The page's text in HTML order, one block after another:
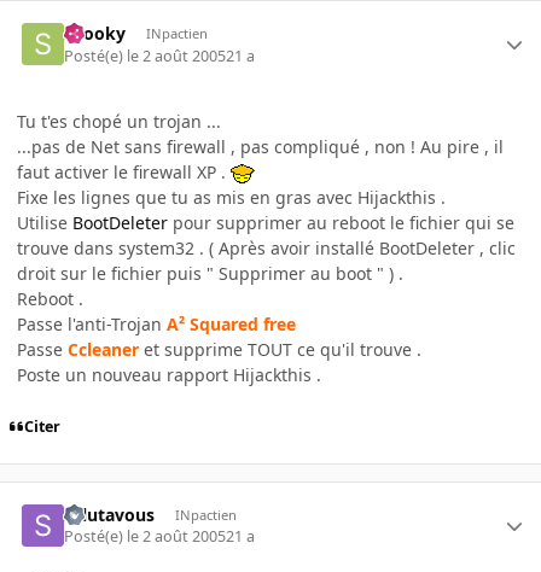
snooky INpactien
Posté(e) le 2 août 200521 a
Tu t'es chopé un trojan ...
...pas de Net sans firewall , pas compliqué , non ! Au pire , il
faut activer le firewall XP .
Fixe les lignes que tu as mis en gras avec Hijackthis .
Utilise BootDeleter pour supprimer au reboot le fichier qui se
trouve dans system32 . ( Après avoir installé BootDeleter , clic
droit sur le fichier puis " Supprimer au boot " ) .
Reboot .
Passe l'anti-Trojan A² Squared free
Passe Ccleaner et supprime TOUT ce qu'il trouve .
Poste un nouveau rapport Hijackthis .
Citer
salutavous INpactien
Posté(e) le 2 août 200521 a